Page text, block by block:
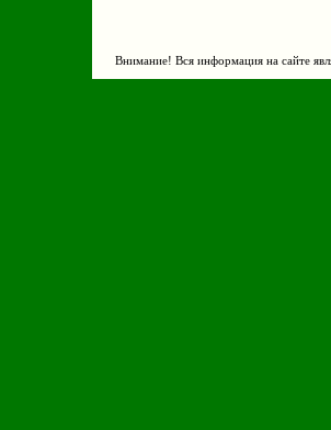
Внимание! Вся информация на сайте